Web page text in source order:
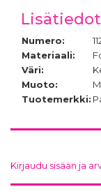
Lisätiedot
Numero:
Materiaali:
Väri:
Muoto:
Tuotemerkki:
Kirjaudu sisään ja